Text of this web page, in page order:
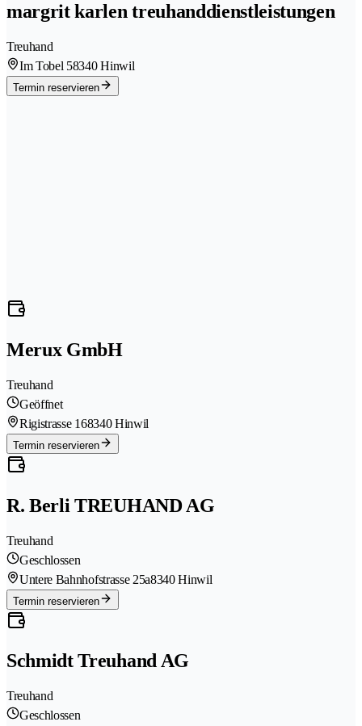
margrit karlen treuhanddienstleistungen
Treuhand
Im Tobel 58340 Hinwil
Termin reservieren
Merux GmbH
Treuhand
Geöffnet
Rigistrasse 168340 Hinwil
Termin reservieren
R. Berli TREUHAND AG
Treuhand
Geschlossen
Untere Bahnhofstrasse 25a8340 Hinwil
Termin reservieren
Schmidt Treuhand AG
Treuhand
Geschlossen